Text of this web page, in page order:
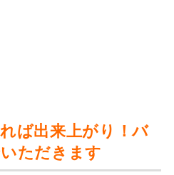
ば出来上がり！バ
ただきます